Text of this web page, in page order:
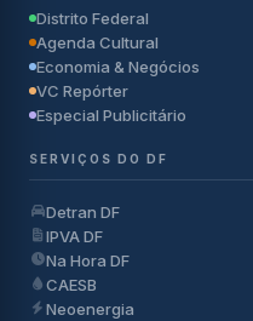
Distrito Federal
Agenda Cultural
Economia & Negócios
VC Repórter
Especial Publicitário
SERVIÇOS DO DF
Detran DF
IPVA DF
Na Hora DF
CAESB
Neoenergia